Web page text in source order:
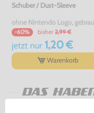
Schuber / Dust-Sleeve
ohne Nintendo Logo,
-60% bisher 2,99 €
jetzt nur1,20 €
Warenkorb
DAS